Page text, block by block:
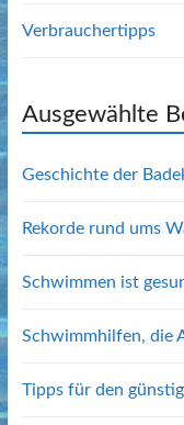
Verbrauchertipps
Ausgewählte
Geschichte der
Rekorde rund ums
Schwimmen ist
Schwimmhilfen, die
Tipps für den